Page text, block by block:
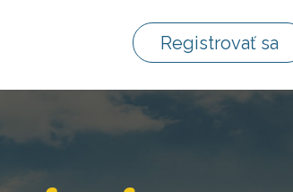
Registrovať sa